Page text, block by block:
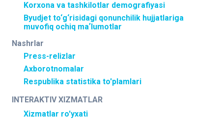
Korxona va tashkilotlar demografiyasi
Byudjet to‘g‘risidagi qonunchilik hujjatlariga
muvofiq ochiq maʼlumotlar
Nashrlar
Press-relizlar
Axborotnomalar
Respublika statistika to'plamlari
INTERAKTIV XIZMATLAR
Xizmatlar ro'yxati